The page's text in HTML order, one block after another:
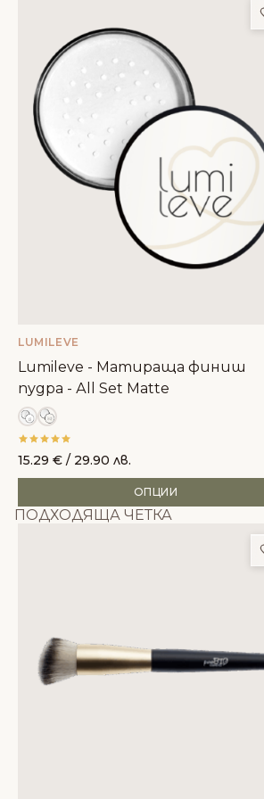
LUMILEVE
Lumileve - Матираща финиш
пудра - Аll Set Matte
15.29 € / 29.90 лв.
ОПЦИИ
ПОДХОДЯЩА ЧЕТКА